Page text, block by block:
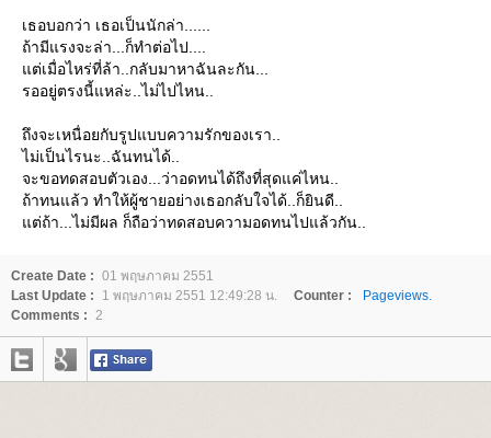
เธอบอกว่า เธอเป็นนักล่า......
ถ้ามีแรงจะล่า...ก็ทำต่อไป....
ต่เมื่อไหร่ที่ล้า..กลับมาหาฉันละกัน...
รออยู่ตรงนี้แหล่ะ..ไม่ไปไหน..
ถึงจะเหนื่อยกับรูปแบบความรักของเรา..
ไม่เป็นไรนะ..ฉันทนได้..
จะขอทดสอบตัวเอง...ว่าอดทนได้ถึงที่สุดแค่ไหน..
ถ้าทนแล้ว ทำให้ผู้ชายอย่างเธอกลับใจได้..ก็ยินดี..
ต่ถ้า...ไม่มีผล ก็ถือว่าทดสอบความอดทนไปแล้วกัน..
Create Date : 01 พฤษภาคม 2551
Last Update :
1 พฤษภาคม 2551 12:49:28 น. Counter :
Pageviews.
Comments :
2